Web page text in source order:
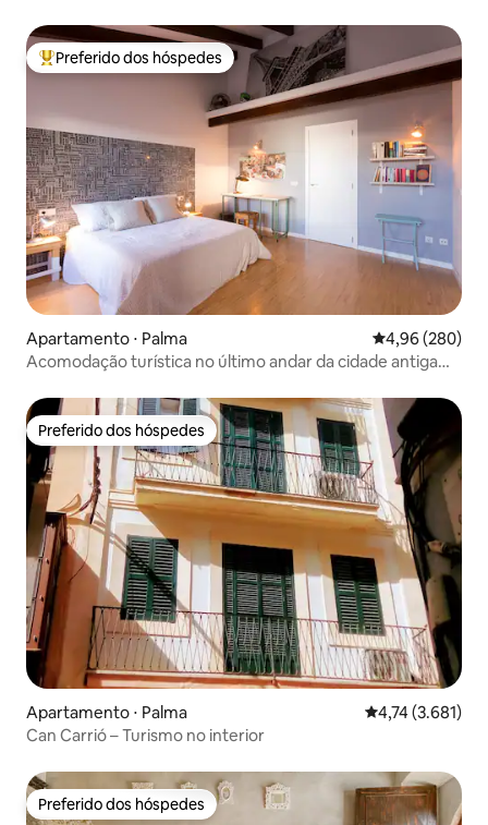
Entre os melhores preferidos dos hóspedes
Preferido dos hóspedes
Apartamento ⋅ Palma 4,96 de uma
4,96 (280)
Acomodação turística no último andar da cidade antiga
Preferido dos hóspedes
Preferido dos hóspedes
Apartamento ⋅ Palma 4,74 de uma
4,74 (3.681)
Can Carrió – Turismo no interior
Preferido dos hóspedes
Preferido dos hóspedes